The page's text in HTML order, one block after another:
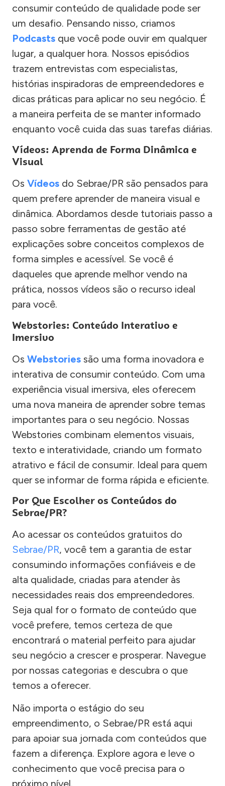
consumir conteúdo de qualidade pode ser
um desafio. Pensando nisso, criamos
Podcasts que você pode ouvir em qualquer
lugar, a qualquer hora. Nossos episódios
trazem entrevistas com especialistas,
histórias inspiradoras de empreendedores e
dicas práticas para aplicar no seu negócio. É
a maneira perfeita de se manter informado
enquanto você cuida das suas tarefas diárias.
Vídeos: Aprenda de Forma Dinâmica e
Visual
Os Vídeos do Sebrae/PR são pensados para
quem prefere aprender de maneira visual e
dinâmica. Abordamos desde tutoriais passo a
passo sobre ferramentas de gestão até
explicações sobre conceitos complexos de
forma simples e acessível. Se você é
daqueles que aprende melhor vendo na
prática, nossos vídeos são o recurso ideal
para você.
Webstories: Conteúdo Interativo e
Imersivo
Os Webstories são uma forma inovadora e
interativa de consumir conteúdo. Com uma
experiência visual imersiva, eles oferecem
uma nova maneira de aprender sobre temas
importantes para o seu negócio. Nossas
Webstories combinam elementos visuais,
texto e interatividade, criando um formato
atrativo e fácil de consumir. Ideal para quem
quer se informar de forma rápida e eficiente.
Por Que Escolher os Conteúdos do
Sebrae/PR?
Ao acessar os conteúdos gratuitos do
Sebrae/PR, você tem a garantia de estar
consumindo informações confiáveis e de
alta qualidade, criadas para atender às
necessidades reais dos empreendedores.
Seja qual for o formato de conteúdo que
você prefere, temos certeza de que
encontrará o material perfeito para ajudar
seu negócio a crescer e prosperar. Navegue
por nossas categorias e descubra o que
temos a oferecer.
Não importa o estágio do seu
empreendimento, o Sebrae/PR está aqui
para apoiar sua jornada com conteúdos que
fazem a diferença. Explore agora e leve o
conhecimento que você precisa para o
próximo nível.